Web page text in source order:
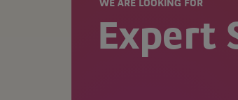
WE ARE LOOKING FOR
Expert